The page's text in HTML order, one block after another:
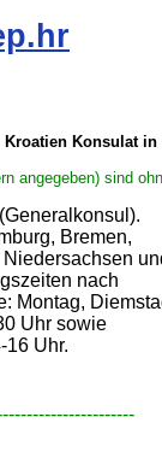
Konsulat in
angegeben) sind
Bremen,
nach
Montag,
Uhr sowie
16 Uhr.